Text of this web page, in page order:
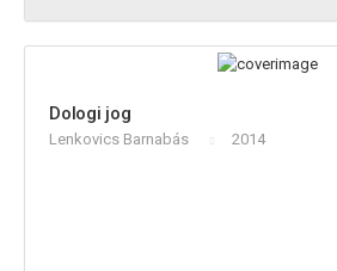
Dologi jog
Lenkovics Barnabás 2014